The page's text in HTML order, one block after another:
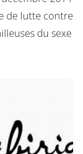
de lutte contre
du sexe